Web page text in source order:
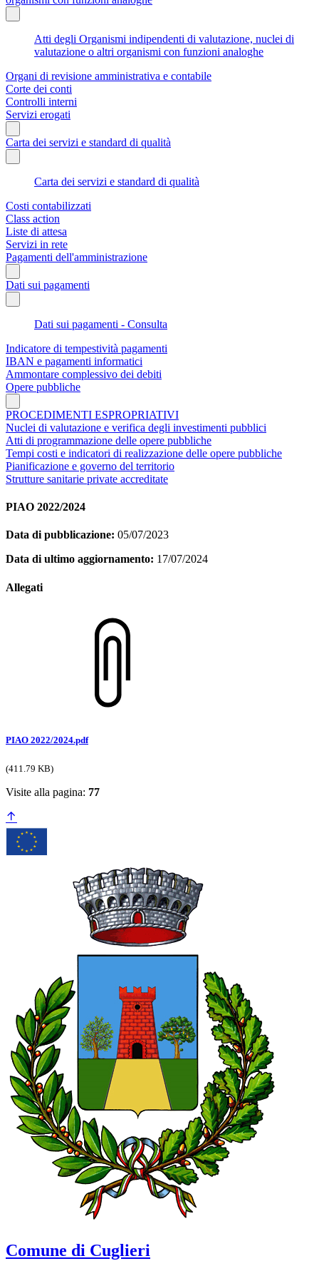
Atti degli Organismi indipendenti di valutazione, nuclei di
valutazione o altri organismi con funzioni analoghe
Organi di revisione amministrativa e contabile
Corte dei conti
Controlli interni
Servizi erogati
Carta dei servizi e standard di qualità
Carta dei servizi e standard di qualità
Costi contabilizzati
Class action
Liste di attesa
Servizi in rete
Pagamenti dell'amministrazione
Dati sui pagamenti
Dati sui pagamenti - Consulta
Indicatore di tempestività pagamenti
IBAN e pagamenti informatici
Ammontare complessivo dei debiti
Opere pubbliche
PROCEDIMENTI ESPROPRIATIVI
Nuclei di valutazione e verifica degli investimenti pubblici
Atti di programmazione delle opere pubbliche
Tempi costi e indicatori di realizzazione delle opere pubbliche
Pianificazione e governo del territorio
Strutture sanitarie private accreditate
PIAO 2022/2024
Data di pubblicazione: 05/07/2023
Data di ultimo aggiornamento: 17/07/2024
Allegati
PIAO 2022/2024.pdf
(411.79 KB)
Visite alla pagina: 77
Comune di Cuglieri